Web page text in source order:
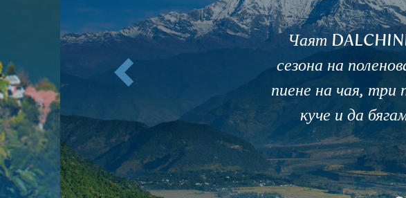
Аз
първа в
Предишно